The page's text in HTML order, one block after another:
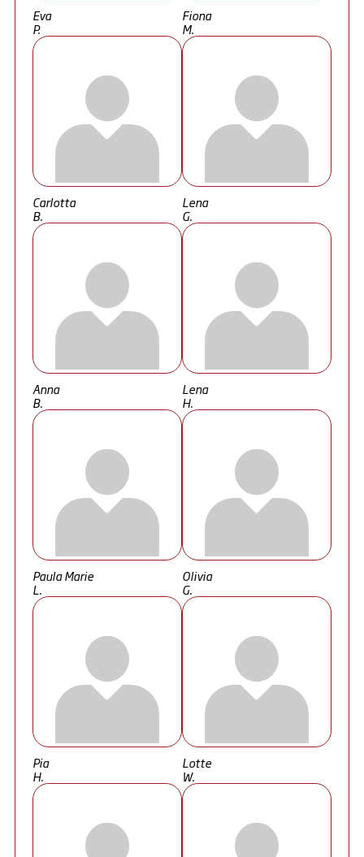
Eva
P.
Fiona
M.
Carlotta
B.
Lena
G.
Anna
B.
Lena
H.
Paula Marie
L.
Olivia
G.
Pia
H.
Lotte
W.